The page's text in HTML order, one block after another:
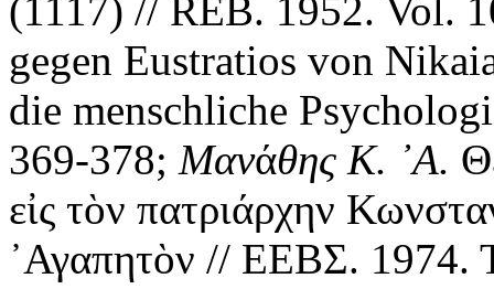
(1117) // RÉB. 1952. Vol.
gegen Eustratios von
die menschliche
369-378; Μανάθης Κ. ᾿Α.
εἰς τὸν πατριάρχην
᾿Αγαπητὸν // ΕΕΒΣ. 1974.